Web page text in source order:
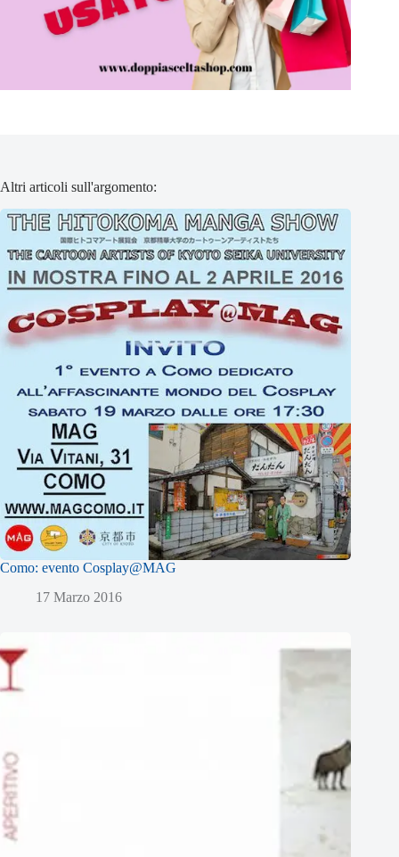
Altri articoli sull'argomento:
Como: evento Cosplay@MAG
17 Marzo 2016